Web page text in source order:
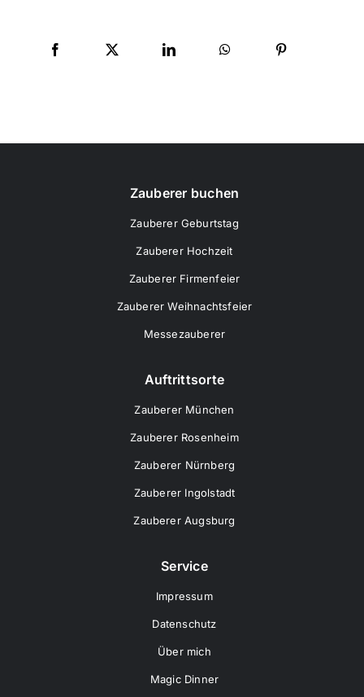
Zauberer buchen
Zauberer Geburtstag
Zauberer Hochzeit
Zauberer Firmenfeier
Zauberer Weihnachtsfeier
Messezauberer
Auftrittsorte
Zauberer München
Zauberer Rosenheim
Zauberer Nürnberg
Zauberer Ingolstadt
Zauberer Augsburg
Service
Impressum
Datenschutz
Über mich
Magic Dinner